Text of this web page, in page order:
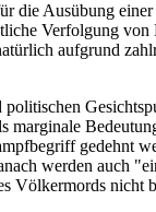
die Ausübung
Verfolgung
aufgrund
gedehnt
werden auch
Völkermords nicht